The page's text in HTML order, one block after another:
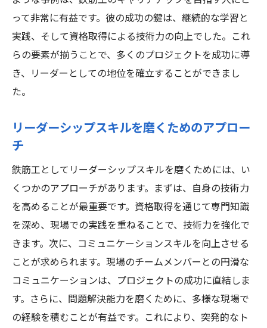
って非常に有益です。彼の成功の鍵は、継続的な学習と
実践、そして資格取得による技術力の向上でした。これ
らの要素が揃うことで、多くのプロジェクトを成功に導
き、リーダーとしての地位を確立することができまし
た。
リーダーシップスキルを磨くためのアプロー
チ
鉄筋工としてリーダーシップスキルを磨くためには、い
くつかのアプローチがあります。まずは、自身の技術力
を高めることが最重要です。資格取得を通じて専門知識
を深め、現場での実践を重ねることで、技術力を強化で
きます。次に、コミュニケーションスキルを向上させる
ことが求められます。現場のチームメンバーとの円滑な
コミュニケーションは、プロジェクトの成功に直結しま
す。さらに、問題解決能力を磨くために、多様な現場で
の経験を積むことが有益です。これにより、突発的なト